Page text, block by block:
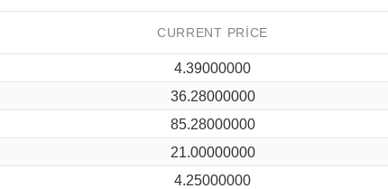
CURRENT PRICE
4.39000000
36.28000000
85.28000000
21.00000000
4.25000000